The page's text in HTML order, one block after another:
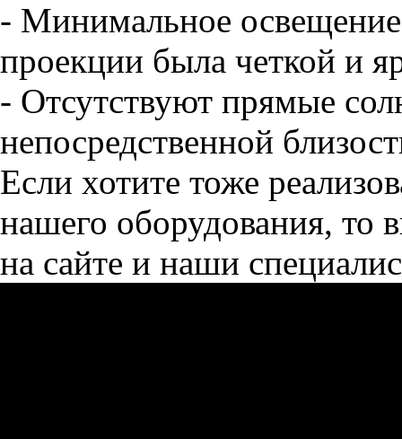
- Минимальное
проекции была четкой и
- Отсутствуют прямые
непосредственной
Если хотите тоже
нашего оборудования, то
на сайте и наши